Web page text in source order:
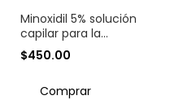
Minoxidil 5% solución
capilar para la
regeneración de cabello
y barba
$450.00